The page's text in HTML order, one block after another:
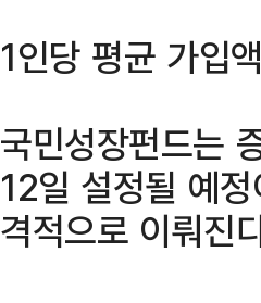
1인당 평균 가입
국민성장펀드는
12일 설정될 예
격적으로 이뤄진